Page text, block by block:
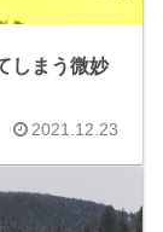
しまう微妙
2021.12.23